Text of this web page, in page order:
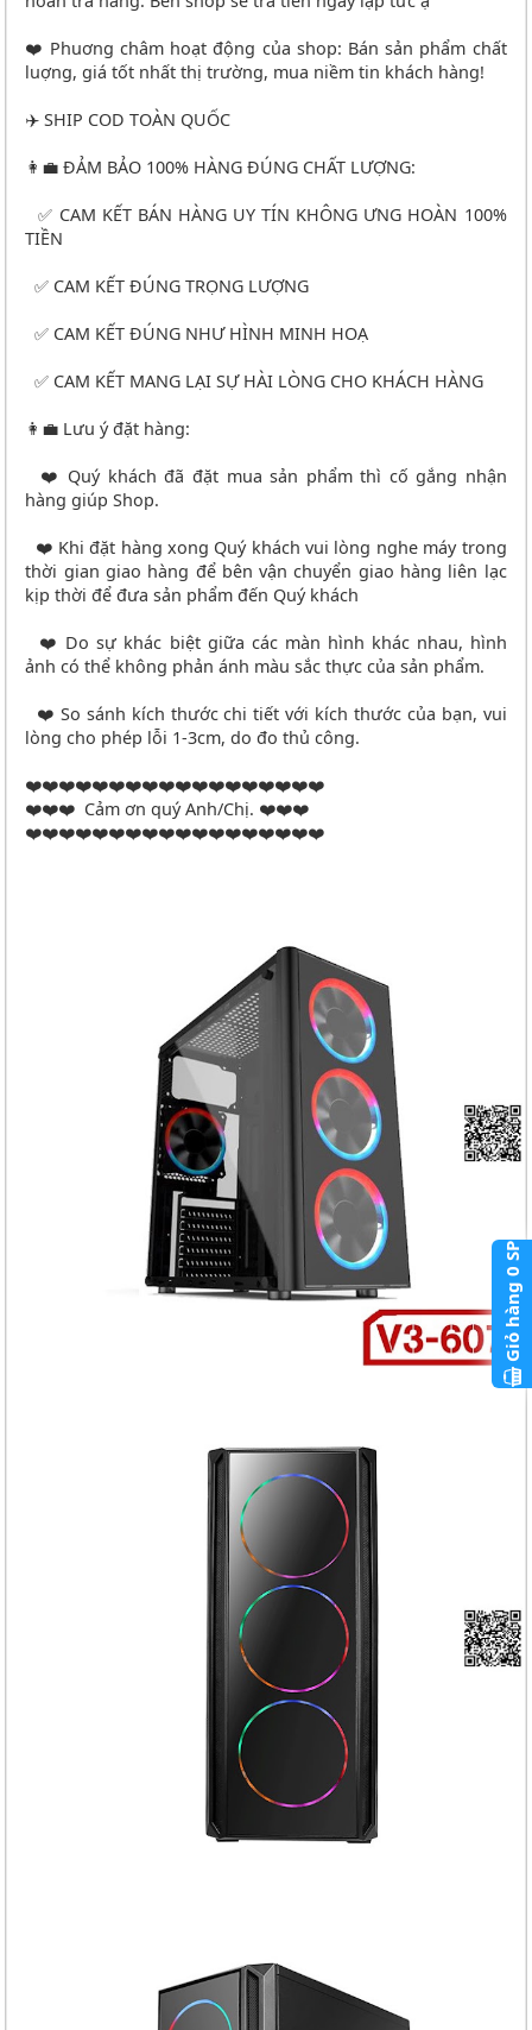
❤️ Phuơng châm hoạt động của shop: Bán sản phẩm chất
luợng, giá tốt nhất thị trường, mua niềm tin khách hàng!
✈️ SHIP COD TOÀN QUỐC
👩‍💼 ĐẢM BẢO 100% HÀNG ĐÚNG CHẤT LƯỢNG:
✅ CAM KẾT BÁN HÀNG UY TÍN KHÔNG ƯNG HOÀN 100%
TIỀN
✅ CAM KẾT ĐÚNG TRỌNG LƯỢNG
✅ CAM KẾT ĐÚNG NHƯ HÌNH MINH HOẠ
✅ CAM KẾT MANG LẠI SỰ HÀI LÒNG CHO KHÁCH HÀNG
👩‍💼 Lưu ý đặt hàng:
❤️ Quý khách đã đặt mua sản phẩm thì cố gắng nhận
hàng giúp Shop.
❤️ Khi đặt hàng xong Quý khách vui lòng nghe máy trong
thời gian giao hàng để bên vận chuyển giao hàng liên lạc
kịp thời để đưa sản phẩm đến Quý khách
❤️ Do sự khác biệt giữa các màn hình khác nhau, hình
ảnh có thể không phản ánh màu sắc thực của sản phẩm.
❤️ So sánh kích thước chi tiết với kích thước của bạn, vui
lòng cho phép lỗi 1-3cm, do đo thủ công.
❤️❤️❤️❤️❤️❤️❤️❤️❤️❤️❤️❤️❤️❤️❤️❤️❤️❤️
❤️❤️❤️ Cảm ơn quý Anh/Chị. ❤️❤️❤️
❤️❤️❤️❤️❤️❤️❤️❤️❤️❤️❤️❤️❤️❤️❤️❤️❤️❤️
Giỏ hàng
0
SP